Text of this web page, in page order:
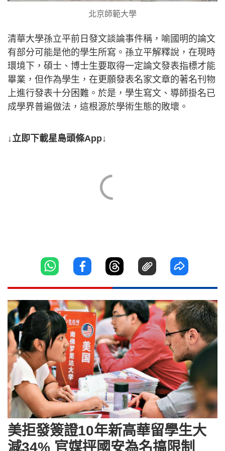
北京師範大學
清華大學孫立平前日發文談論事件稱，喻國明的論文
有部分可能是他的學生所寫。孫立平解釋說，在現時
環境下，碩士、博士生要取得一定論文發表指標才能
畢業，但作為學生，在更願發表名家文章的著名刊物
上進行發表十分困難。於是，學生寫文、導師掛名已
成學界普遍做法，這根源於學術生態的敗壞。
↓立即下載星島頭條App↓
美拒發簽證10年新高華留學生大
減34% 官媒抨國安為名搞限制